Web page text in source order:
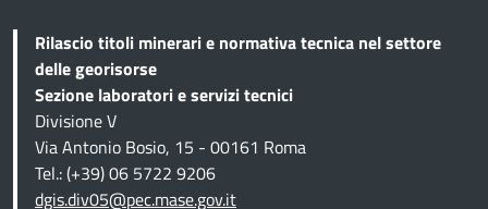
Rilascio titoli minerari e normativa tecnica nel settore
delle georisorse
Sezione laboratori e servizi tecnici
Divisione V
Via Antonio Bosio, 15 - 00161 Roma
Tel.: (+39) 06 5722 9206
dgis.div05@pec.mase.gov.it